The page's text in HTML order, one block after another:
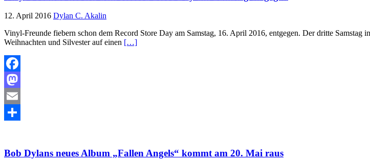
12. April 2016 Dylan C. Akalin
Vinyl-Freunde fiebern schon dem Record Store Day am Samstag, 16. April 2016, entgegen. Der dritte
Weihnachten und Silvester auf einen […]
Facebook
Mastodon
Email
Bob Dylans neues Album „Fallen Angels“ kommt am 20. Mai raus